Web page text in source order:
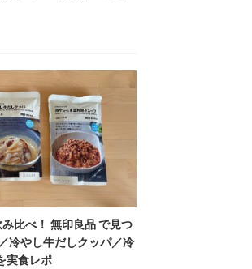
比べ！ 無印良品 で見つ
冷やし牛だしクッパ／冷
実食レポ